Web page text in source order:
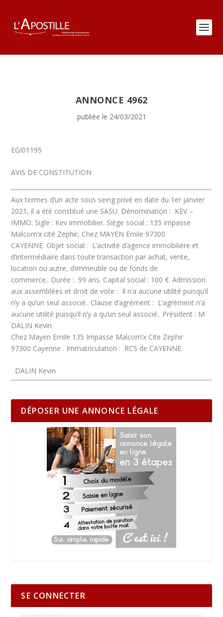
ANNONCE 4962
publiée le 24/03/2021
EGI01195
AVIS DE CONSTITUTION
Aux termes d’un acte sous seing privé en date du 1er janvier
2021, il a été constitué une SASU. Dénomination : KEV –
IMMO. Sigle : Kev immobilier. Siège social : 135 impasse
Malcom’x cité Zephir, Chez MAYEN Emile 97300
CAYENNE. Objet social : L’activité d’agence immobilière et
d’intermédiaire dans toute transaction par achat, vente,
location ou autre, d’immeuble ou de fonds de
commerce.. Durée : 99 ans. Capital social : 100 €.Admission
aux assemblées et droit de vote : Il n’a aucune utilité puisqu’il
n’y a qu’un seul associé.. Clause d’agrément : L’agrément n’a
aucune utilité puisqu’il n’y a qu’un seul associé.. Président : M
DALIN Kevin
Chez Mayen Emile 135 Impasse Malcom’x Cite Zephir
97300 Cayenne . Immatriculation : RCS de CAYENNE.
DALIN Kevin
DÉPOSER UNE ANNONCE LÉGALE
SE CONNECTER